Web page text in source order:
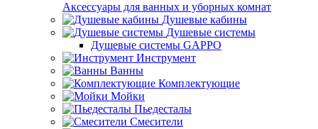
Аксессуары для ванных и уборных комнат
Душевые кабины
Душевые системы
Душевые системы GAPPO
Инструмент
Ванны
Комплектующие
Мойки
Пьедесталы
Смесители